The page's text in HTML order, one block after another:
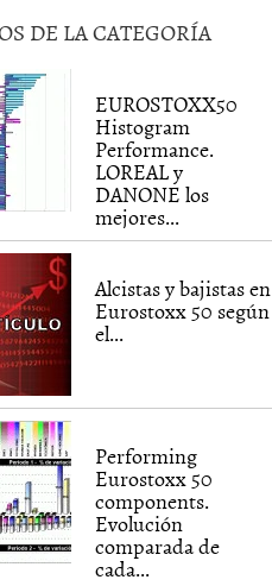
DE LA CATEGORÍA
EUROSTOXX50
Histogram
Performance.
LOREAL y
DANONE los
mejores...
Alcistas y bajistas en
Eurostoxx 50 según
el...
Performing
Eurostoxx 50
components.
Evolución
comparada de
cada...